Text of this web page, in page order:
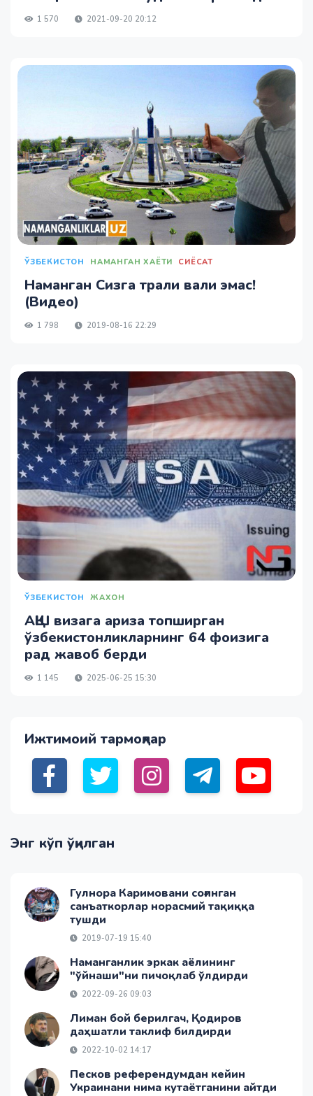
1 570 2021-09-20 20:12
ЎЗБЕКИСТОН НАМАНГАН ХАЁТИ СИЁСАТ
Наманган Сизга трали вали эмас!
(Видео)
1 798 2019-08-16 22:29
ЎЗБЕКИСТОН ЖАХОН
АҚШ визага ариза топширган
ўзбекистонликларнинг 64 фоизига
рад жавоб берди
1 145 2025-06-25 15:30
Ижтимоий тармоқлар
Энг кўп ўқилган
Гулнора Каримовани соғинган
санъаткорлар норасмий тақиққа
тушди
2019-07-19 15:40
Наманганлик эркак аёлининг
"ўйнаши"ни пичоқлаб ўлдирди
2022-09-26 09:03
Лиман бой берилгач, Қодиров
даҳшатли таклиф билдирди
2022-10-02 14:17
Песков референдумдан кейин
Украинани нима кутаётганини айтди